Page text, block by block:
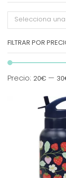
Selecciona
FILTRAR POR
Precio: 20€ —